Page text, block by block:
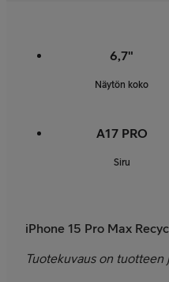
6,7"
Näytön koko
A17 PRO
Siru
iPhone 15 Pro Max
Tuotekuvaus on